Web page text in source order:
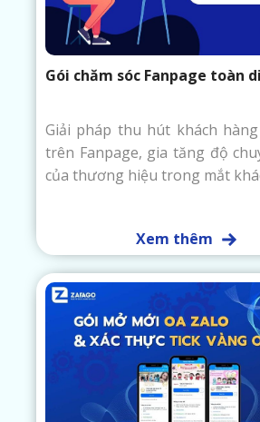
Gói chăm sóc Fanpage toàn
Giải pháp thu hút khách
trên Fanpage, gia tăng độ
của thương hiệu trong mắt
Xem thêm